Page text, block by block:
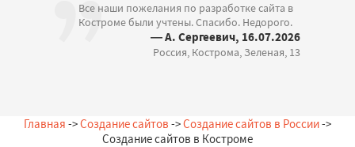
Все наши пожелания по разработке сайта в
Костроме были учтены. Спасибо. Недорого.
— А. Сергеевич, 16.07.2026
Россия, Кострома, Зеленая, 13
Главная ->Создание сайтов ->Создание сайтов в России->
Создание сайтов в Костроме